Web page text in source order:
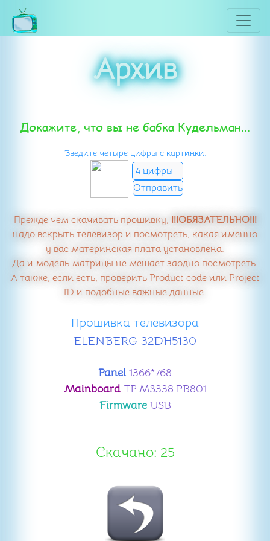
Архив
Докажите, что вы не бабка Кудельман...
Введите четыре цифры с картинки.
Прежде чем скачивать прошивку, !!!ОБЯЗАТЕЛЬНО!!!
надо вскрыть телевизор и посмотреть, какая именно
у вас материнская плата установлена.
Да и модель матрицы не мешает заодно посмотреть.
А также, если есть, проверить Product code или Project
ID и подобные важные данные.
Прошивка телевизора
ELENBERG 32DH5130
Panel 1366*768
MainboardTP.MS338.PB801
FirmwareUSB
Скачано: 25